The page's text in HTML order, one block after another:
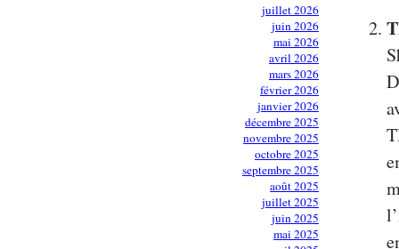
juillet 2026
juin 2026
mai 2026
avril 2026
mars 2026
février 2026
janvier 2026
décembre 2025
novembre 2025
octobre 2025
septembre 2025
août 2025
juillet 2025
juin 2025
mai 2025